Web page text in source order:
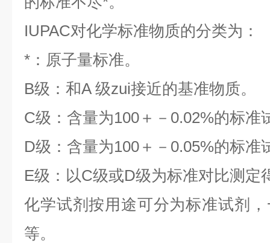
IUPAC对化学标准物质的分类为：
*：原子量标准。
B级：和A 级zui接近的基准物质。
C级：含量为100＋－0.02%的标准
D级：含量为100＋－0.05%的标准
E级：以C级或D级为标准对比测定
化学试剂按用途可分为标准试剂
等。